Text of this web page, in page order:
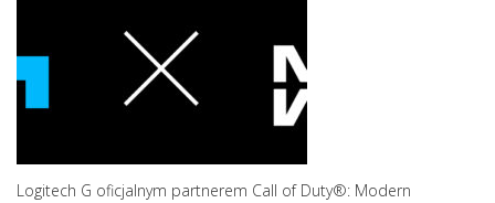
Logitech G oficjalnym partnerem Call of Duty®: Modern